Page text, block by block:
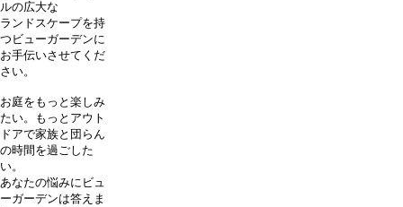
ルの広大な
ランドスケープを持
つビューガーデンに
お手伝いさせてくだ
さい。
お庭をもっと楽しみ
たい。もっとアウト
ドアで家族と団らん
の時間を過ごした
い。
あなたの悩みにビュ
ーガーデンは答えま